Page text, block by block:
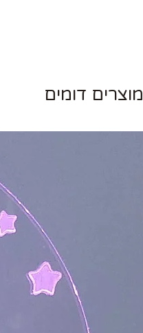
מוצרים דומים